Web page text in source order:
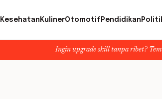
Kesehatan KulinerOtomotif Pendidikan
Ingin upgrade skill tanpa ribet? Temukan